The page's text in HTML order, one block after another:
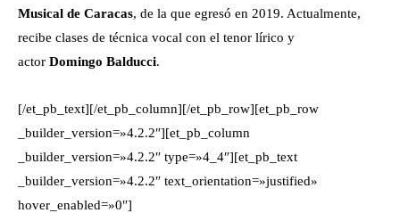
Musical de Caracas, de la que egresó en 2019. Actualmente,
recibe clases de técnica vocal con el tenor lírico y
actor Domingo Balducci.
[/et_pb_text][/et_pb_column][/et_pb_row][et_pb_row
_builder_version=»4.2.2″][et_pb_column
_builder_version=»4.2.2″ type=»4_4″][et_pb_text
_builder_version=»4.2.2″ text_orientation=»justified»
hover_enabled=»0″]